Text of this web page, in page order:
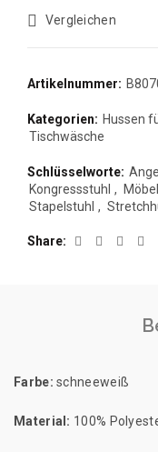
Vergleichen
Artikelnummer:
Kategorien: Hussen
Tischwäsche
Schlüsselworte:
Kongressstuhl , Möbel
Stapelstuhl ,
Share
Farbe: schneeweiß
Material: 100%